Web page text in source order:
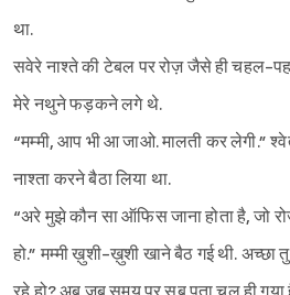
था.
सवेरे नाश्ते की टेबल पर रोज़ जैसे ही चहल-
मेरे नथुने फड़कने लगे थे.
“मम्मी, आप भी आ जाओ. मालती कर लेगी.”
नाश्ता करने बैठा लिया था.
“अरे मुझे कौन सा ऑफिस जाना होता है, जो
हो.” मम्मी ख़ुशी-ख़ुशी खाने बैठ गई थी. अच्छा